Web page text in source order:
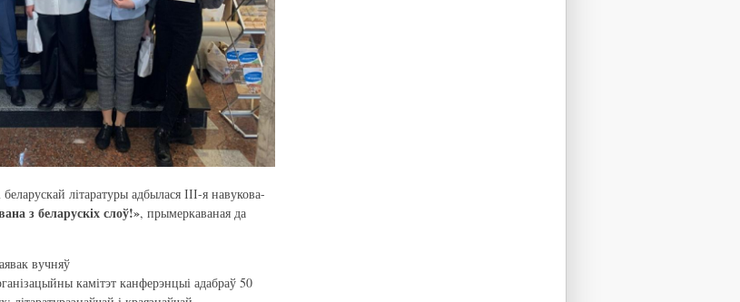
літаратуры адбылася ІІІ-я навукова-
з беларускіх слоў!», прымеркаваная да
вучняў
камітэт канферэнцыі адабраў 50